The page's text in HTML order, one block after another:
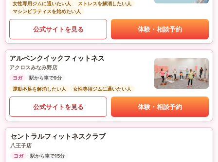
女性専用ジムに通いたい人
ストレスを解消したい人
マシンピラティスを始めたい人
公式サイトを見る 体験・相談予約
アルペンクイックフィットネス
アクロスみなみ野店
ヨガ
駅から車で9分
運動不足を解消したい人
女性専用ジムに通いたい人
公式サイトを見る 体験・相談予約
セントラルフィットネスクラブ
八王子店
ヨガ 駅から車で15分